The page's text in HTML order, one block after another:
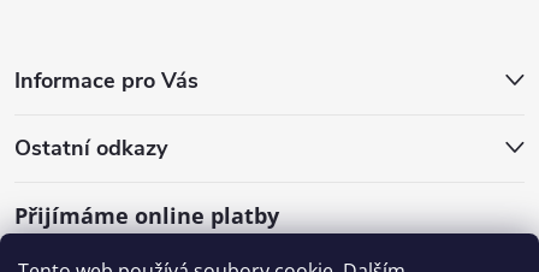
Informace pro Vás
Ostatní odkazy
Přijímáme online platby